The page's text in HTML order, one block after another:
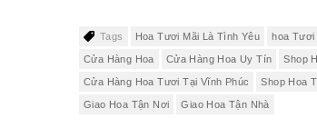
Tags Hoa Tươi Mãi Là Tình Yêu hoa Tươi
Cửa Hàng Hoa Cửa Hàng Hoa Uy Tín Shop
Cửa Hàng Hoa Tươi Tại Vĩnh Phúc Shop Hoa
Giao Hoa Tận Nơi Giao Hoa Tận Nhà